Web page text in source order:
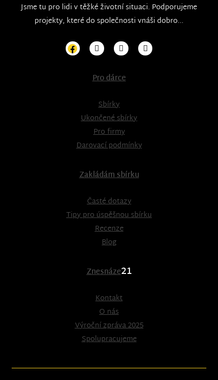
Jsme tu pro lidi v těžké životní situaci. Podporujeme
projekty, které do společnosti vnáši dobro...
Pro dárce
Sbírky
Ukončené sbírky
Pro firmy
Darovací podmínky
Zakládám sbírku
Časté dotazy
Tipy pro úspěšnou sbírku
Recenze
Blog
Znesnáze21
Kontakt
O nás
Výroční zpráva 2025
Spolupracujeme